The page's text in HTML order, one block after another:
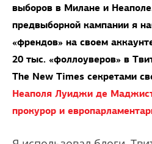
выборов в Милане и
предвыборной кампании я
«френдов» на своем
20 тыс. «фоллоуверов» в
The New Times секретами
Неаполя Луиджи де
прокурор и